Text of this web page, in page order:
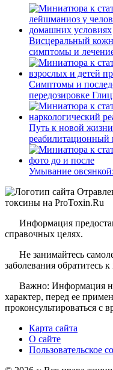
Висцеральный
симптомы и
Симптомы и
передозировке
Путь к новой
реабилитационный
Умывание
Информация
справочных целях.
Не занимайтесь
заболевания обратитесь к
Важно: Информация
характер, перед ее
проконсультироваться с
Карта сайта
О сайте
Пользовательское